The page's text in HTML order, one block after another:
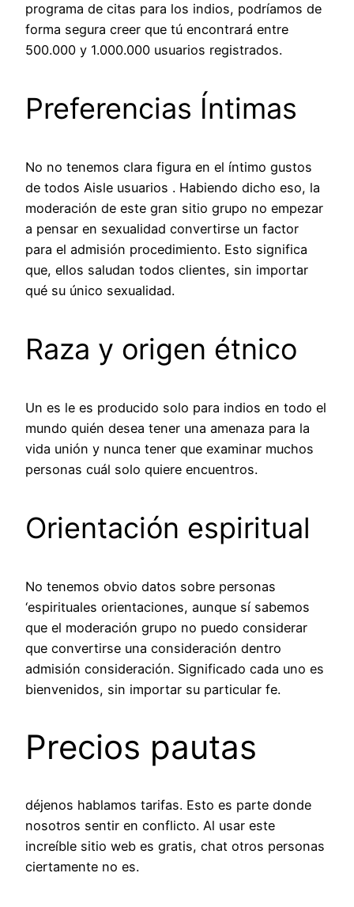
programa de citas para los indios, podríamos de
forma segura creer que tú encontrará entre
500.000 y 1.000.000 usuarios registrados.
Preferencias Íntimas
No no tenemos clara figura en el íntimo gustos
de todos Aisle usuarios . Habiendo dicho eso, la
moderación de este gran sitio grupo no empezar
a pensar en sexualidad convertirse un factor
para el admisión procedimiento. Esto significa
que, ellos saludan todos clientes, sin importar
qué su único sexualidad.
Raza y origen étnico
Un es le es producido solo para indios en todo el
mundo quién desea tener una amenaza para la
vida ​​unión y nunca tener que examinar muchos
personas cuál solo quiere encuentros.
Orientación espiritual
No tenemos obvio datos sobre personas
‘espirituales orientaciones, aunque sí sabemos
que el moderación grupo no puedo considerar
que convertirse una consideración dentro
admisión consideración. Significado cada uno es
bienvenidos, sin importar su particular fe.
Precios pautas
déjenos hablamos tarifas. Esto es parte donde
nosotros sentir en conflicto. Al usar este
increíble sitio web es gratis, chat otros personas
ciertamente no es.